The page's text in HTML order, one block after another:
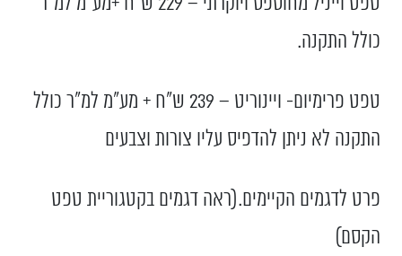
כולל התקנה.
טפט פרימיום- ויינוריט – 239 ש"ח + מע"מ למ"ר כולל
התקנה לא ניתן להדפיס עליו צורות וצבעים
פרט לדגמים הקיימים.(ראה דגמים בקטגוריית טפט
הקסם)